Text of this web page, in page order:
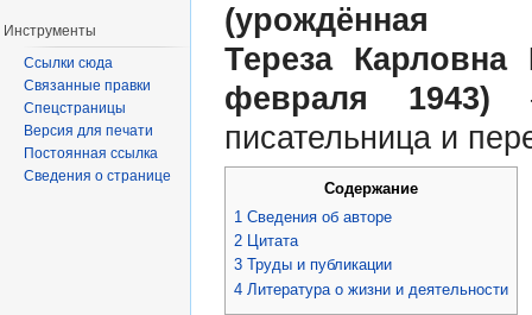
(урождённая
Тереза
февраля 1943)
писательница и
Содержание
1 Сведения об авторе
2
Цитата
3 Труды и публикации
4 Литература о жизни и деятельности
Инструменты
Ссылки сюда
Связанные правки
Спецстраницы
Версия для печати
Постоянная ссылка
Сведения о странице